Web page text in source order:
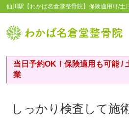
仙川駅【わかば名倉堂整骨院】保険適用可/土
当日予約OK！保険適用も可能 /
業
しっかり検査して施